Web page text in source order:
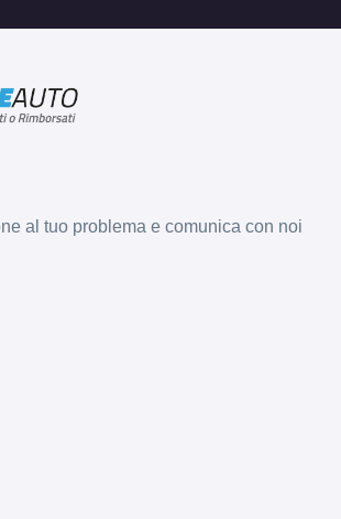
al tuo problema e comunica con noi